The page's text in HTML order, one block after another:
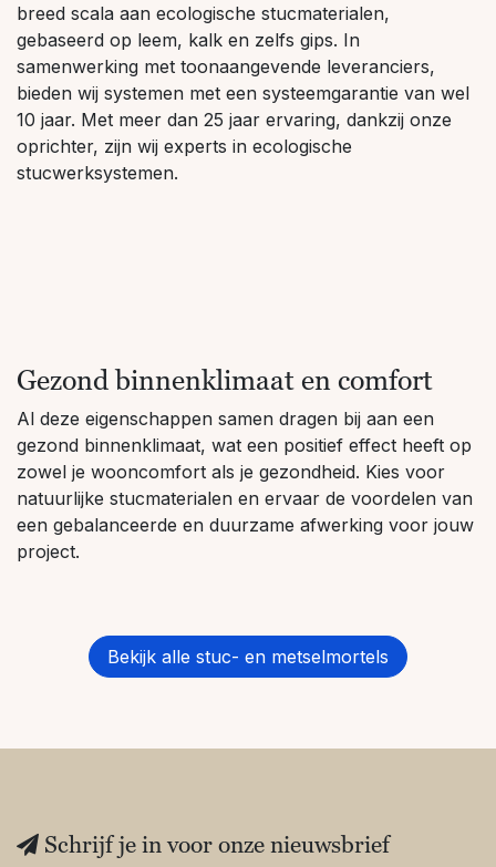
breed scala aan ecologische stucmaterialen,
gebaseerd op leem, kalk en zelfs gips. In
samenwerking met toonaangevende leveranciers,
bieden wij systemen met een systeemgarantie van wel
10 jaar. Met meer dan 25 jaar ervaring, dankzij onze
oprichter, zijn wij experts in ecologische
stucwerksystemen.
Gezond binnenklimaat en comfort
Al deze eigenschappen samen dragen bij aan een
gezond binnenklimaat, wat een positief effect heeft op
zowel je wooncomfort als je gezondheid. Kies voor
natuurlijke stucmaterialen en ervaar de voordelen van
een gebalanceerde en duurzame afwerking voor jouw
project.
Bekijk alle stuc- en metselmortels
Schrijf je in voor onze nieuwsbrief